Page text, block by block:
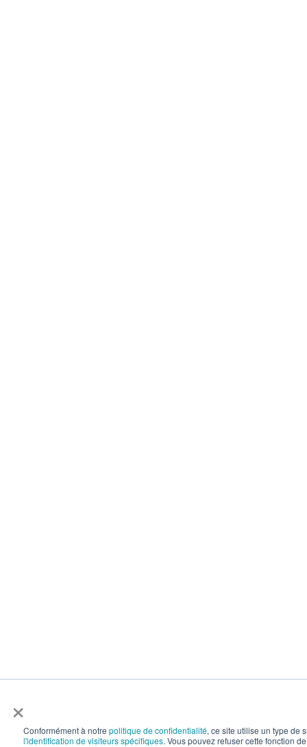
×
Conformément à notre politique de confidentialité, ce site utilise un type de
l'identification de visiteurs spécifiques. Vous pouvez refuser cette fonction